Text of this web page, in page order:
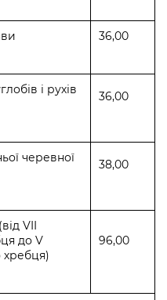
36,00
і рухів
36,00
черевної
38,00
VII
до V
хребця)
96,00